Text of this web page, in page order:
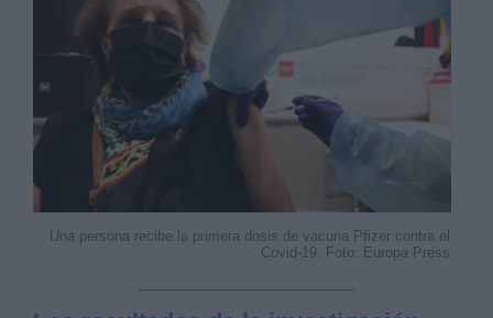
Una persona recibe la primera dosis de vacuna Pfizer contra el
Covid-19. Foto: Europa Press